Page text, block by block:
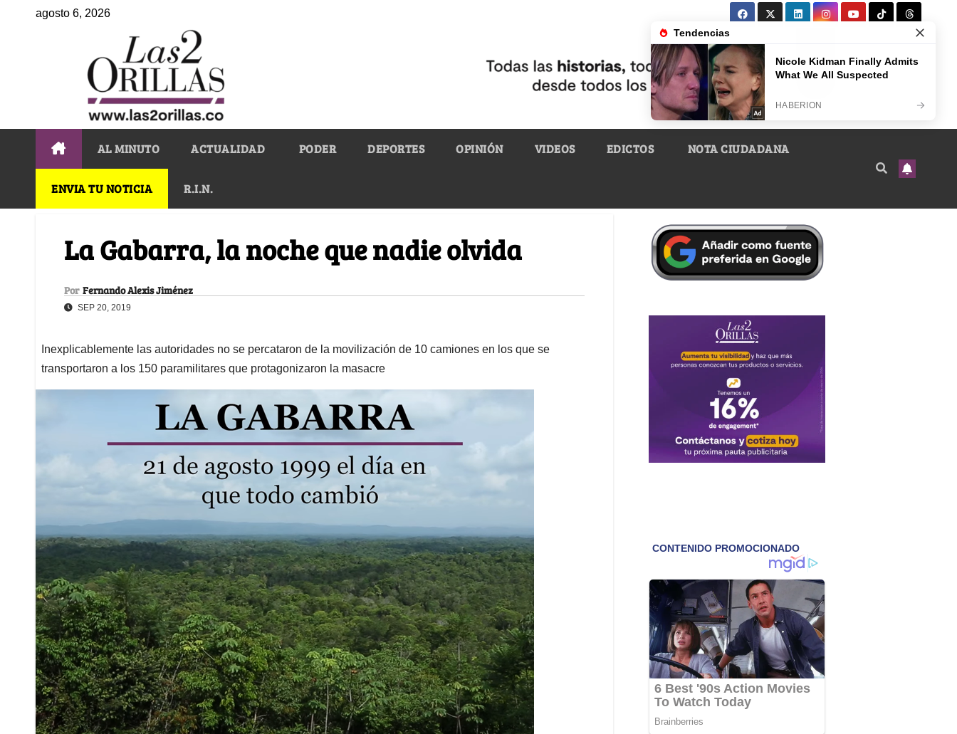
agosto 6, 2026
AL MINUTO ACTUALIDAD PODER DEPORTES OPINIÓN VIDEOS EDICTOS NOTA CIUDADANA
ENVIA TU NOTICIA R.I.N.
La Gabarra, la noche que nadie olvida
Por Fernando Alexis Jiménez
SEP 20, 2019
Inexplicablemente las autoridades no se percataron de la movilización de 10 camiones en los que se
transportaron a los 150 paramilitares que protagonizaron la masacre